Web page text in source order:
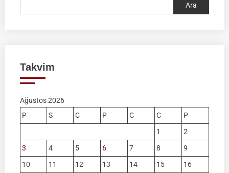
Ara
Takvim
Ağustos 2026
P
S Ç P C C
P
1
2
3
4 5 6 7 8
9
10
11 12 13 14 15
16